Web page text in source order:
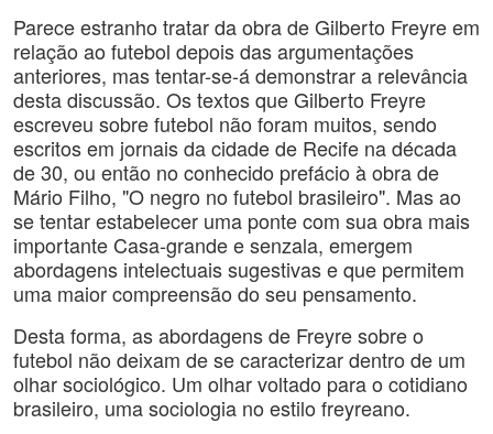
Parece estranho tratar da obra de Gilberto Freyre em
relação ao futebol depois das argumentações
anteriores, mas tentar-se-á demonstrar a relevância
desta discussão. Os textos que Gilberto Freyre
escreveu sobre futebol não foram muitos, sendo
escritos em jornais da cidade de Recife na década
de 30, ou então no conhecido prefácio à obra de
Mário Filho, "O negro no futebol brasileiro". Mas ao
se tentar estabelecer uma ponte com sua obra mais
importante Casa-grande e senzala, emergem
abordagens intelectuais sugestivas e que permitem
uma maior compreensão do seu pensamento.
Desta forma, as abordagens de Freyre sobre o
futebol não deixam de se caracterizar dentro de um
olhar sociológico. Um olhar voltado para o cotidiano
brasileiro, uma sociologia no estilo freyreano.